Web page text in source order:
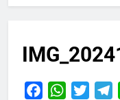
FacebookWhatsApp